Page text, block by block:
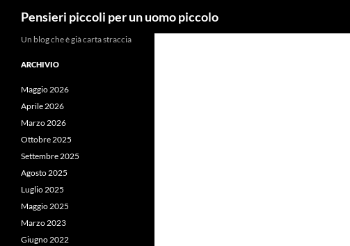
Pensieri piccoli per un uomo piccolo
Un blog che è già carta straccia
ARCHIVIO
Maggio 2026
Aprile 2026
Marzo 2026
Ottobre 2025
Settembre 2025
Agosto 2025
Luglio 2025
Maggio 2025
Marzo 2023
Giugno 2022